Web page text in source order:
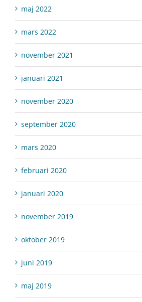
maj 2022
mars 2022
november 2021
januari 2021
november 2020
september 2020
mars 2020
februari 2020
januari 2020
november 2019
oktober 2019
juni 2019
maj 2019